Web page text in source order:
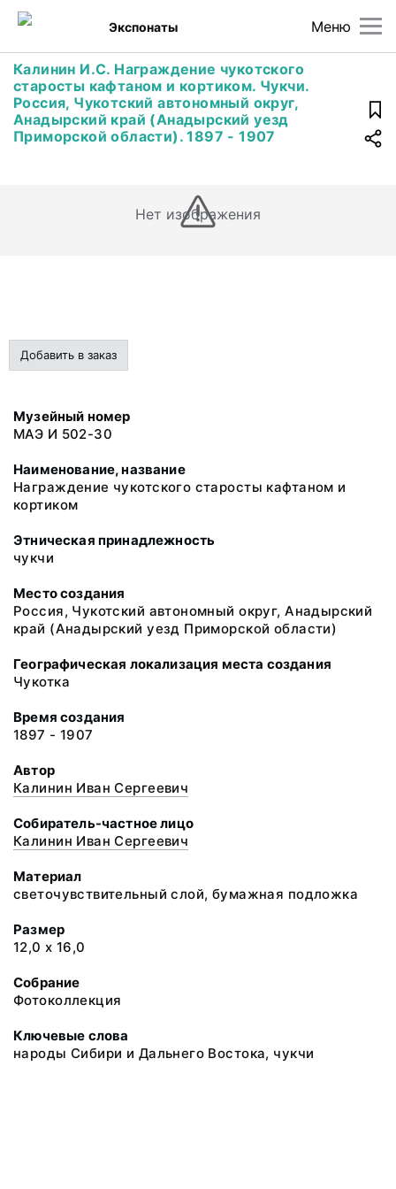
Меню
Экспонаты
Калинин И.С. Награждение чукотского
старосты кафтаном и кортиком. Чукчи.
Россия, Чукотский автономный округ,
Анадырский край (Анадырский уезд
Приморской области). 1897 - 1907
Нет изображения
Добавить в заказ
Музейный номер
МАЭ И 502-30
Наименование, название
Награждение чукотского старосты кафтаном и
кортиком
Этническая принадлежность
чукчи
Место создания
Россия, Чукотский автономный округ, Анадырский
край (Анадырский уезд Приморской области)
Географическая локализация места создания
Чукотка
Время создания
1897 - 1907
Автор
Калинин Иван Сергеевич
Собиратель-частное лицо
Калинин Иван Сергеевич
Материал
светочувствительный слой, бумажная подложка
Размер
12,0 х 16,0
Собрание
Фотоколлекция
Ключевые слова
народы Сибири и Дальнего Востока, чукчи